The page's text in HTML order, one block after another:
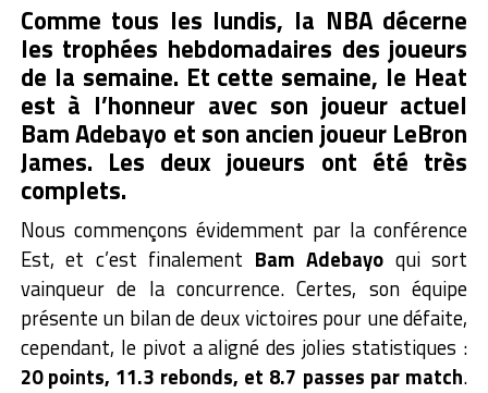
Comme tous les lundis, la NBA décerne
les trophées hebdomadaires des joueurs
de la semaine. Et cette semaine, le Heat
est à l’honneur avec son joueur actuel
Bam Adebayo et son ancien joueur LeBron
James. Les deux joueurs ont été très
complets.
Nous commençons évidemment par la conférence
Est, et c’est finalement Bam Adebayo qui sort
vainqueur de la concurrence. Certes, son équipe
présente un bilan de deux victoires pour une défaite,
cependant, le pivot a aligné des jolies statistiques :
20 points, 11.3 rebonds, et 8.7 passes par match.